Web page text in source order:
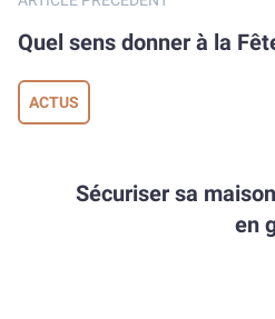
Quel sens donner à la
ACTUS
en